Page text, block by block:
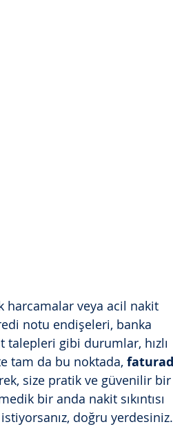
harcamalar veya acil nakit
notu endişeleri, banka
talepleri gibi durumlar, hızlı
tam da bu noktada,
size pratik ve güvenilir bir
bir anda nakit sıkıntısı
doğru yerdesiniz.